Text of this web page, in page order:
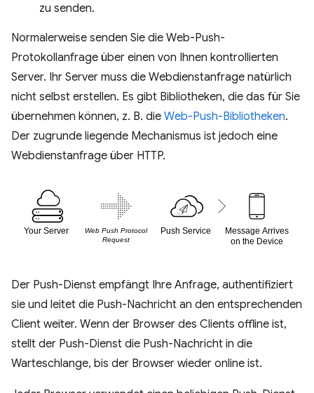
zu senden.
Normalerweise senden Sie die Web-Push-
Protokollanfrage über einen von Ihnen kontrollierten
Server. Ihr Server muss die Webdienstanfrage natürlich
nicht selbst erstellen. Es gibt Bibliotheken, die das für Sie
übernehmen können, z. B. die Web-Push-Bibliotheken.
Der zugrunde liegende Mechanismus ist jedoch eine
Webdienstanfrage über HTTP.
Der Push-Dienst empfängt Ihre Anfrage, authentifiziert
sie und leitet die Push-Nachricht an den entsprechenden
Client weiter. Wenn der Browser des Clients offline ist,
stellt der Push-Dienst die Push-Nachricht in die
Warteschlange, bis der Browser wieder online ist.